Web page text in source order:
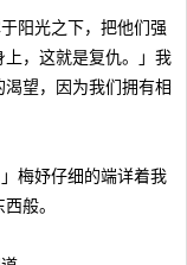
阳光之下，把他们强
，这就是复仇。」我
望，因为我们拥有相
梅妤仔细的端详着我
般。